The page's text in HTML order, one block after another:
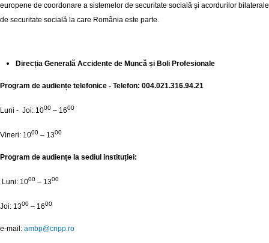
europene de coordonare a sistemelor de securitate socială și acordurilor bilaterale
de securitate socială la care România este parte.
Direcția Generală Accidente de Muncă și Boli Profesionale
Program de audiențe telefonice - Telefon: 004.021.316.94.21
Luni - Joi: 1000 – 1600
Vineri: 1000 – 1300
Program de audiențe la sediul instituției:
Luni: 1000 – 1300
Joi: 1300 – 1600
e-mail: ambp@cnpp.ro